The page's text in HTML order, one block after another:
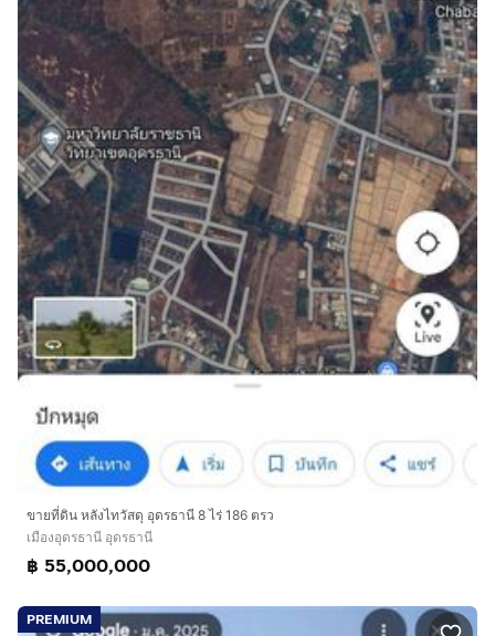
ขายที่ดิน หลังไทวัสดุ อุดรธานี 8 ไร่ 186 ตรว
เมืองอุดรธานี อุดรธานี
฿ 55,000,000
PREMIUM